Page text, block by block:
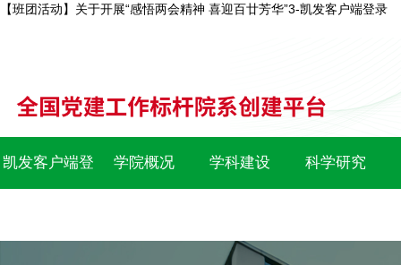
【班团活动】关于开展“感悟两会精神 喜迎百廿芳华”3-凯发客户端登录
凯发客户端登 学院概况 学科建设 科学研究